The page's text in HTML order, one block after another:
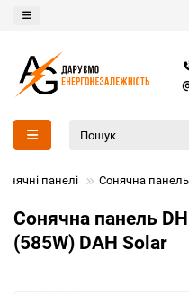
панелі Сонячна панель
Сонячна панель
(585W) DAH Solar